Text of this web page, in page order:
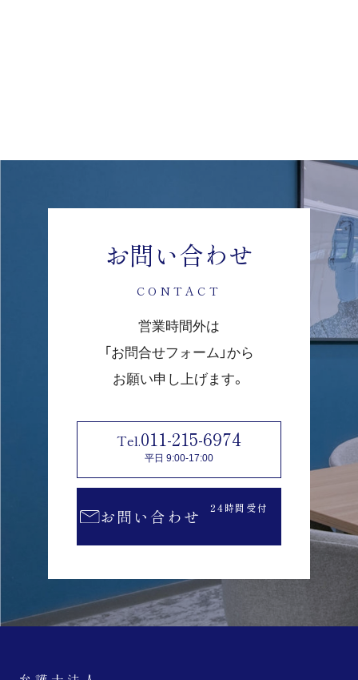
お問い合わせ
CONTACT
営業時間外は
「お問合せフォーム」から
お願い申し上げます。
011-215-6974
平日 9:00-17:00
お問い合わせ 24時間受付